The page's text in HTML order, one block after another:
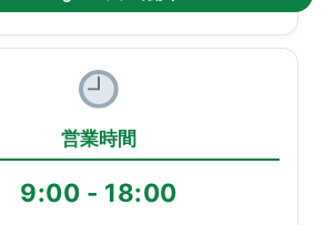
営業時間
9:00 - 18:00